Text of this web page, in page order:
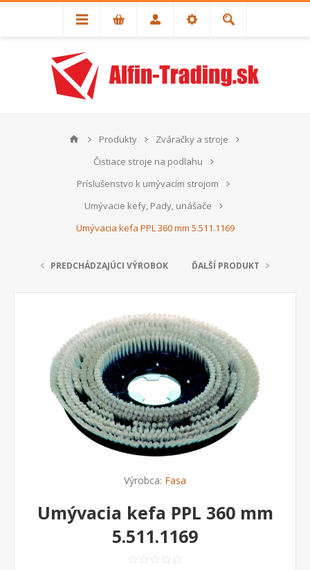
Produkty
Zváračky a stroje
Čistiace stroje na podlahu
Príslušenstvo k umývacím strojom
Umývacie kefy, Pady, unášače
Umývacia kefa PPL 360 mm 5.511.1169
PREDCHÁDZAJÚCI VÝROBOK ĎALŠÍ PRODUKT
Výrobca: Fasa
Umývacia kefa PPL 360 mm
5.511.1169